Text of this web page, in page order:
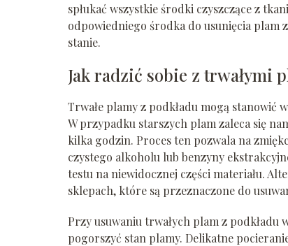
spłukać wszystkie środki czyszczące z
odpowiedniego środka do usunięcia plam
stanie.
Jak radzić sobie z trwałymi
Trwałe plamy z podkładu mogą stanowić
W przypadku starszych plam zaleca się
kilka godzin. Proces ten pozwala na
czystego alkoholu lub benzyny
testu na niewidocznej części materiału.
sklepach, które są przeznaczone do
Przy usuwaniu trwałych plam z podkładu
pogorszyć stan plamy. Delikatne